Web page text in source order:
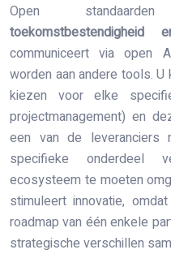
Open
toekomstbestendigheid
communiceert via open
worden aan andere tools. U
kiezen voor elke
projectmanagement) en
een van de
specifieke onderdeel
ecosysteem te moeten
stimuleert innovatie,
roadmap van één enkele
strategische verschillen